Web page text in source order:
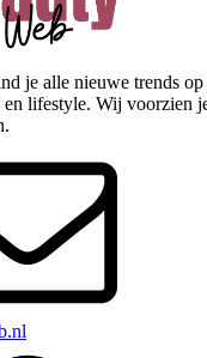
je alle nieuwe trends op
lifestyle. Wij voorzien